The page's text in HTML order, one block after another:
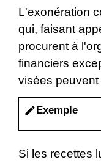
L'exonération
qui, faisant
procurent à
financiers
visées
editExemple
Si les recettes